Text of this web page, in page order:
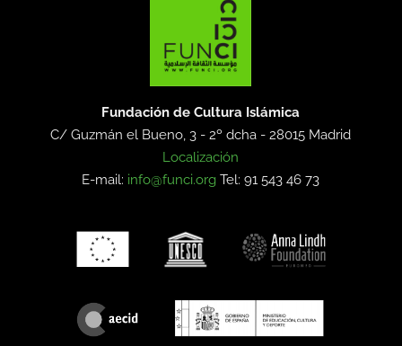
Fundación de Cultura Islámica
C/ Guzmán el Bueno, 3 - 2º dcha -28015 Madrid
Localización
E-mail: info@funci.org Tel: 91 543 46 73